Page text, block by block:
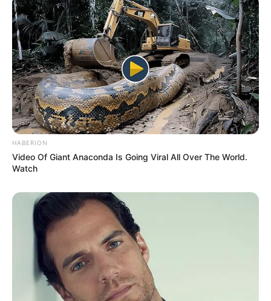
HABERION
Video Of Giant Anaconda Is Going Viral All Over The World.
Watch